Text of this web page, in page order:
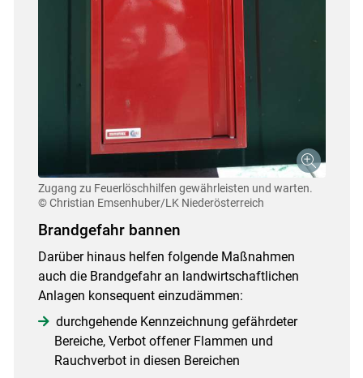
Zugang zu Feuerlöschhilfen gewährleisten und warten.
© Christian Emsenhuber/LK Niederösterreich
Brandgefahr bannen
Darüber hinaus helfen folgende Maßnahmen
auch die Brandgefahr an landwirtschaftlichen
Anlagen konsequent einzudämmen:
durchgehende Kennzeichnung gefährdeter
Bereiche, Verbot offener Flammen und
Rauchverbot in diesen Bereichen